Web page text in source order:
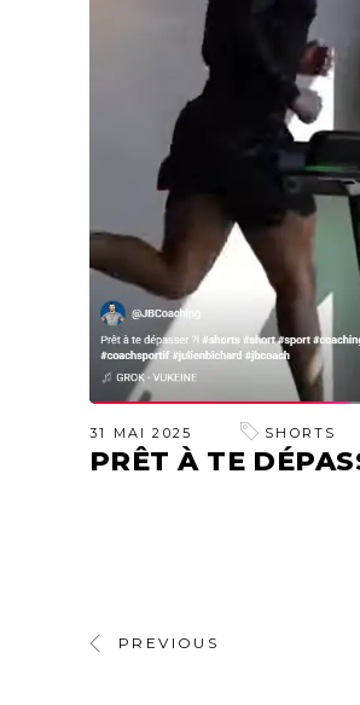
31 MAI 2025 SHORTS
PRÊT À TE
PREVIOUS